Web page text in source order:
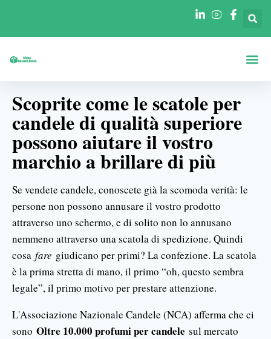
Scoprite come le scatole per
candele di qualità superiore
possono aiutare il vostro
marchio a brillare di più
Se vendete candele, conoscete già la scomoda verità: le
persone non possono annusare il vostro prodotto
attraverso uno schermo, e di solito non lo annusano
nemmeno attraverso una scatola di spedizione. Quindi
cosa fare giudicano per primi? La confezione. La scatola
è la prima stretta di mano, il primo “oh, questo sembra
legale”, il primo motivo per prestare attenzione.
L'Associazione Nazionale Candele (NCA) afferma che ci
sono Oltre 10.000 profumi per candele sul mercato